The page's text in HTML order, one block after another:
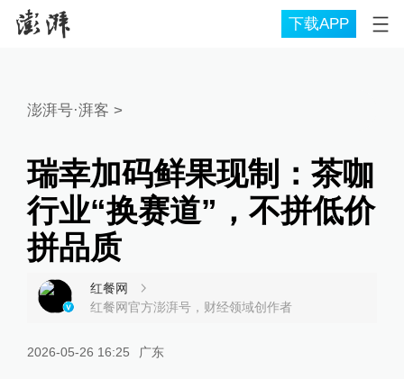
下载APP
澎湃号·湃客 >
瑞幸加码鲜果现制：茶咖
行业“换赛道”，不拼低价
拼品质
红餐网
红餐网官方澎湃号，财经领域创作者
2026-05-26 16:25 广东